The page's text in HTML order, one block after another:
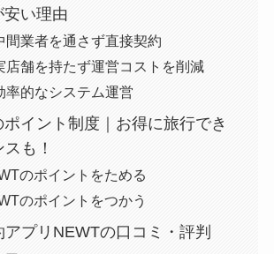
安い理由
間業者を通さず直接契約
店舗を持たず運営コストを削減
率的なシステム運営
ポイント制度｜お得に旅行でき
も！
のポイントをためる
のポイントをつかう
アプリNEWTの口コミ・評判